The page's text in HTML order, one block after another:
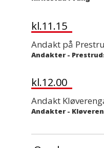
kl.11.15
Andakt på
Andakter -
kl.12.00
Andakt
Andakter -